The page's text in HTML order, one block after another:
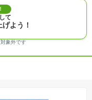
た情報です。
多少異なることがあります。
像の場合、今回販売の物件と異な
す。
ない項目もあります。
す。
て
よう！
象外です